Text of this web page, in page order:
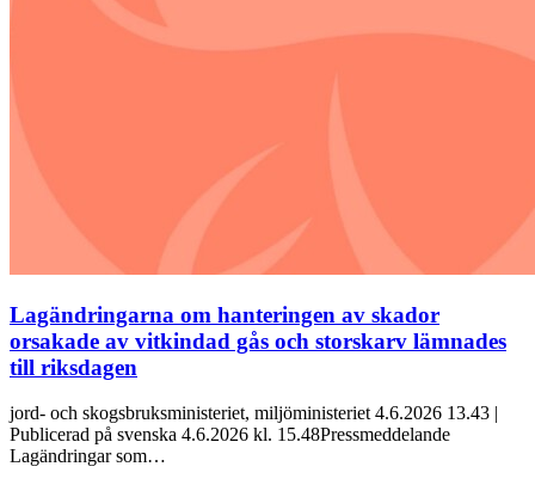
Lagändringarna om hanteringen av skador
orsakade av vitkindad gås och storskarv lämnades
till riksdagen
jord- och skogsbruksministeriet, miljöministeriet 4.6.2026 13.43 |
Publicerad på svenska 4.6.2026 kl. 15.48Pressmeddelande
Lagändringar som…